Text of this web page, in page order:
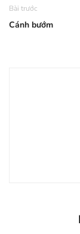
Bài trước
Cánh bướm